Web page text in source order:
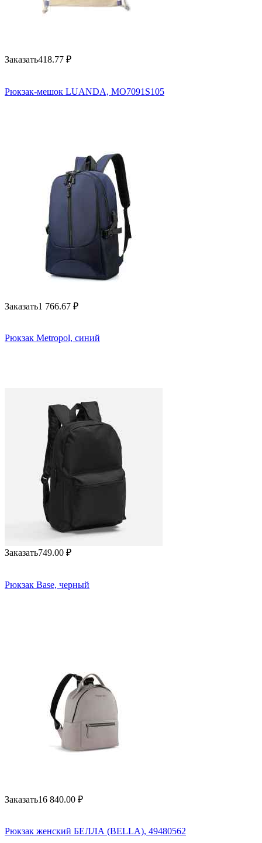
Заказать418.77 ₽
Рюкзак-мешок LUANDA, MO7091S105
Заказать1 766.67 ₽
Рюкзак Metropol, синий
Заказать749.00 ₽
Рюкзак Base, черный
Заказать16 840.00 ₽
Рюкзак женский БЕЛЛА (BELLA), 49480562